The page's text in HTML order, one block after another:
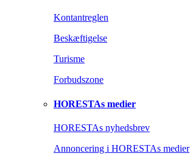
Kontantreglen
Beskæftigelse
Turisme
Forbudszone
HORESTAs medier
HORESTAs nyhedsbrev
Annoncering i HORESTAs medier